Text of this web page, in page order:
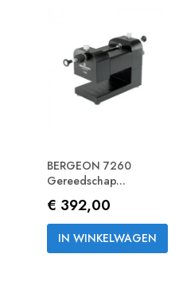
BERGEON 7260
Gereedschap...
Prijs
€ 392,00
IN WINKELWAGEN